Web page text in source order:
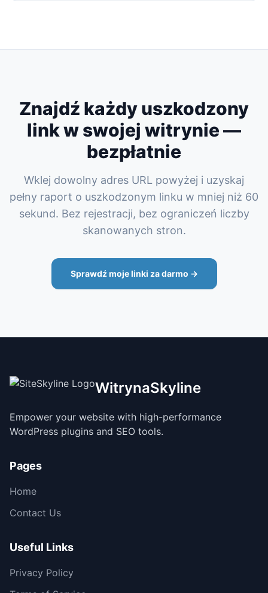
Znajdź każdy uszkodzony
link w swojej witrynie —
bezpłatnie
Wklej dowolny adres URL powyżej i uzyskaj
pełny raport o uszkodzonym linku w mniej niż 60
sekund. Bez rejestracji, bez ograniczeń liczby
skanowanych stron.
Sprawdź moje linki za darmo →
WitrynaSkyline
Empower your website with high-performance
WordPress plugins and SEO tools.
Pages
Home
Contact Us
Useful Links
Privacy Policy